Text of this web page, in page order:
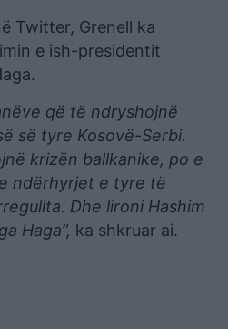
Twitter, Grenell ka
e ish-presidentit
që të ndryshojnë
së tyre Kosovë-Serbi.
krizën ballkanike, po e
ndërhyrjet e tyre të
Dhe lironi Hashim
Haga”, ka shkruar ai.